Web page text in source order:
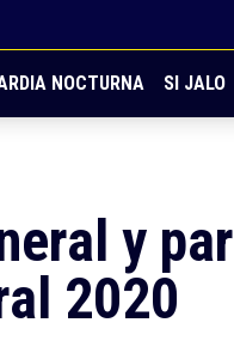
NOCTURNA SI JALO
y
2020